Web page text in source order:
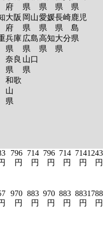
府
大阪
府
兵庫
県
奈良
県
和歌
山
県
県
岡山
県
広島
県
山口
県
県
愛媛
県
高知
県
県
長崎
県
大分
県
県
鹿児
島
県
796
円
714
円
796
円
714
円
714
円
1243
円
970
円
883
円
970
円
883
円
883
円
1788
円